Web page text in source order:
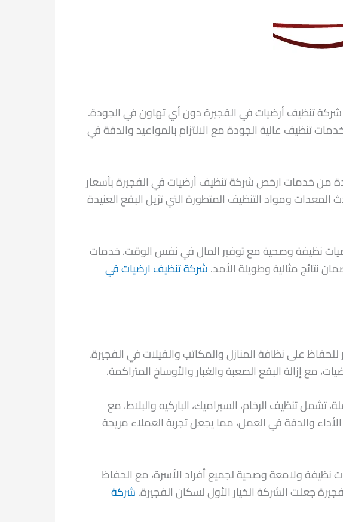
تنظيف أرضيات في الفجيرة دون أي تهاون في الجودة.
تنظيف عالية الجودة مع الالتزام بالمواعيد والدقة في
من خدمات ارخص شركة تنظيف أرضيات في الفجيرة بأسعار
ومواد التنظيف المتطورة التي تزيل البقع العنيدة
نظيفة وصحية مع توفير المال في نفس الوقت. خدمات
نتائج مثالية وطويلة الأمد.شركة تنظيف ارضيات في
على نظافة المنازل والمكاتب والفيلات في الفجيرة.
مع إزالة البقع الصعبة والغبار والأوساخ المتراكمة.
تنظيف الرخام، السيراميك، الباركيه والبلاط، مع
والدقة في العمل، مما يجعل تجربة العملاء مريحة
نظيفة ولامعة وصحية لجميع أفراد الأسرة، مع الحفاظ
جعلت الشركة الخيار الأول لسكان الفجيرة.شركة